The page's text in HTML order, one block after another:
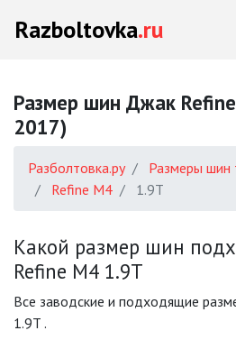
Razboltovka.ru
Размер шин Джак
2017)
Разболтовка.ру Размеры шин
Refine M4
1.9T
Какой размер шин
Refine M4 1.9T
Все заводские и подходящие
1.9T .